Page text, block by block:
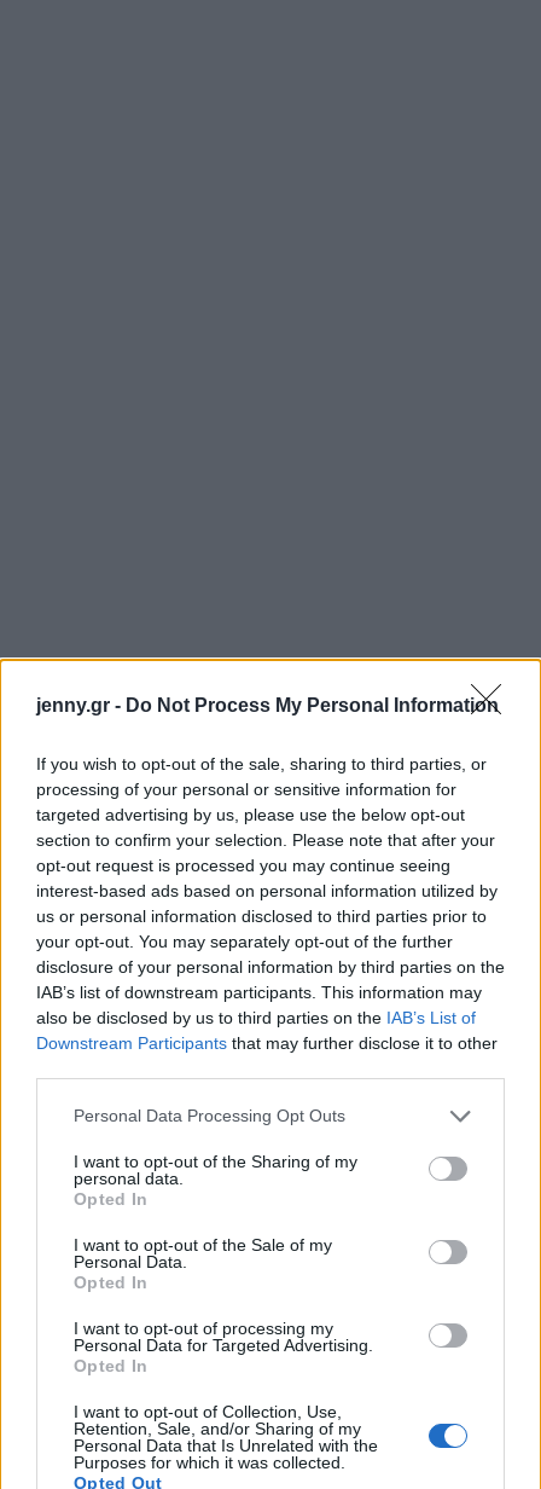
jenny.gr - Do Not Process My Personal Information
If you wish to opt-out of the sale, sharing to third parties, or
processing of your personal or sensitive information for
targeted advertising by us, please use the below opt-out
section to confirm your selection. Please note that after your
opt-out request is processed you may continue seeing
interest-based ads based on personal information utilized by
us or personal information disclosed to third parties prior to
your opt-out. You may separately opt-out of the further
disclosure of your personal information by third parties on the
IAB’s list of downstream participants. This information may
also be disclosed by us to third parties on the IAB’s List of
Downstream Participants that may further disclose it to other
Please note that this website/app uses one or more Google
not limited to your visit or usage behaviour. You may click to
grant or deny consent to Google and its third-party tags to
use your data for below specified purposes in below Google
consent section.
Personal Data Processing Opt Outs
I want to opt-out of the Sharing of my
personal data.
Opted In
I want to opt-out of the Sale of my
Personal Data.
Opted In
I want to opt-out of processing my
Personal Data for Targeted Advertising.
Opted In
I want to opt-out of Collection, Use,
Retention, Sale, and/or Sharing of my
Personal Data that Is Unrelated with the
Purposes for which it was collected.
Opted Out
Στις Μικρές Ανάσες πρωταγωνιστεί
μια Αθήνα πέρα από τις
Ινσταγκραμικές γωνιές και τις
airbnb γειτονιές της, η πόλη των
κέντρου, που για μένα έχουν τη
δική τους ομορφιά και ποίηση
Τι σε τράβηξε στην ιστορία μιας
20χρονης, που προσπαθεί να
επιβιώσει στη σύγχρονη Αθήνα;
Η Λένα, ο κεντρικός χαρακτήρας, είναι το
κορίτσι που θα μπορούσε να μένει -ή μάλλον
σίγουρα μένει- κάπου δίπλα μας. Ένιωσα ότι αξίζει
να φωτίσουμε μια ιστορία, που μιλάει για νέα παιδιά